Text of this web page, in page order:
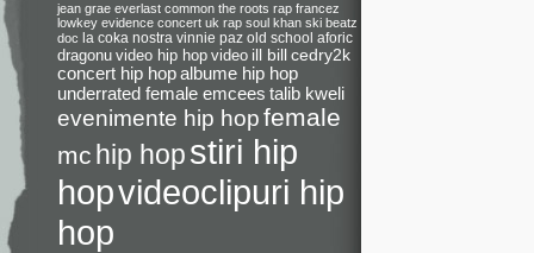
jean grae everlast common the roots rap francez
lowkey evidence concert uk rap soul khan ski beatz
doc la coka nostra vinnie paz old school aforic
dragonu video hip hop video ill bill cedry2k
concert hip hopalbume hip hop
underrated female emcees talib kweli
evenimente hip hopfemale
mc hip hopstiri hip
hopvideoclipuri hip
hop